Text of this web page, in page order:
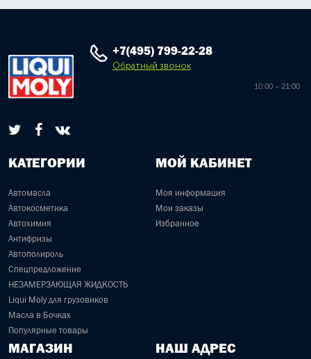
+7(495) 799-22-28
Обратный звонок
10:00 – 21:00
КАТЕГОРИИ
Автомасла
Автокосметика
Автохимия
Антифризы
Автополироль
Спецпредложение
НЕЗАМЕРЗАЮЩАЯ ЖИДКОСТЬ
Liqui Moly для грузовиков
Масла в Бочках
Популярные товары
МОЙ КАБИНЕТ
Моя информация
Мои заказы
Избранное
МАГАЗИН НАШ АДРЕС